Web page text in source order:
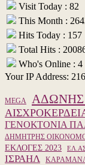
Visit Today : 82
This Month :
Hits Today : 157
Total Hits :
Who's Online : 4
Your IP Address:
MEGA ΑΔΩΝΗΣ
ΓΕΝΟΚΤΟΝΙΑ
ΔΗΜΗΤΡΗΣ
ΕΚΛΟΓΕΣ 2023
ΙΣΡΑΗΛ